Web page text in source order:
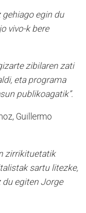
gehiago egin du
vivo-k bere
zibilaren zati
eta programa
publikoagatik”.
Guillermo
zirrikituetatik
sartu litezke,
du egiten Jorge